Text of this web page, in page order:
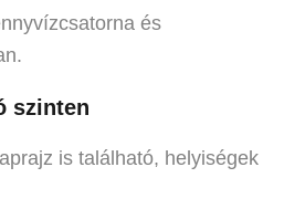
és
szinten
is található, helyiségek